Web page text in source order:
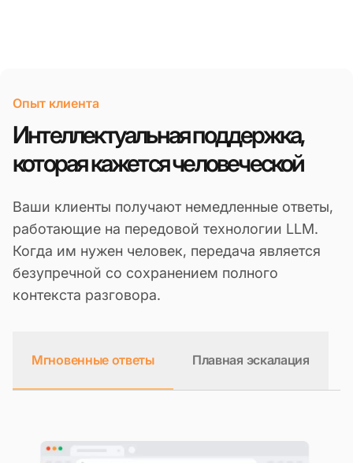
Опыт клиента
Интеллектуальная поддержка,
которая кажется человеческой
Ваши клиенты получают немедленные ответы,
работающие на передовой технологии LLM.
Когда им нужен человек, передача является
безупречной со сохранением полного
контекста разговора.
Мгновенные ответы Плавная эскалация